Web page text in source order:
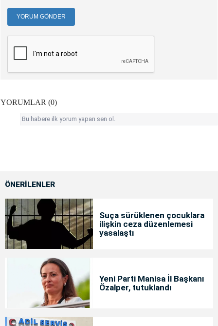
YORUM GÖNDER
YORUMLAR (0)
Bu habere ilk yorum yapan sen ol.
ÖNERİLENLER
Suça sürüklenen çocuklara
ilişkin ceza düzenlemesi
yasalaştı
Yeni Parti Manisa İl Başkanı
Özalper, tutuklandı